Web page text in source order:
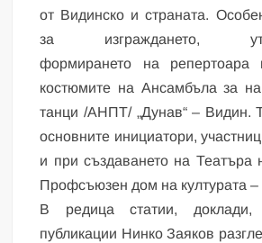
от Видинско и страната.
за изграждането,
формирането на
костюмите на Ансамбъла за
танци /АНПТ/ „Дунав“ – Видин.
основните инициатори,
и при създаването на Театъра
Профсъюзен дом на културата –
В редица статии, доклади,
публикации Нинко Заяков